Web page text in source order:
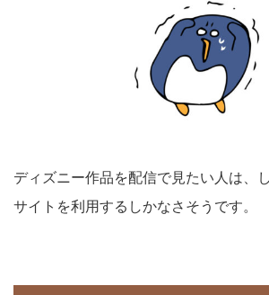
ディズニー作品を配信で見たい人は、
サイトを利用するしかなさそうです。